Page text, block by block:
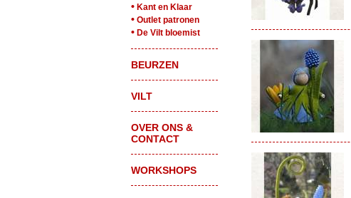
• Kant en Klaar
• Outlet patronen
• De Vilt bloemist
BEURZEN
VILT
OVER ONS &
CONTACT
WORKSHOPS